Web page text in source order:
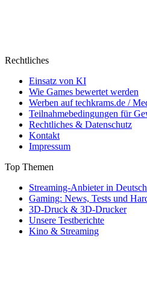
Rechtliches
Einsatz von KI
Wie Games bewertet werden
Werben auf techkrams.de /
Teilnahmebedingungen für
Rechtliches & Datenschutz
Kontakt
Impressum
Top Themen
Streaming-Anbieter in
Gaming: News, Tests und
3D-Druck & 3D-Drucker
Unsere Testberichte
Kino & Streaming